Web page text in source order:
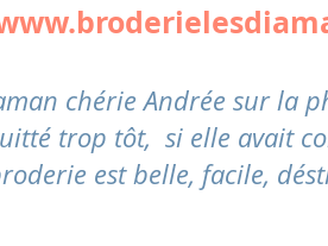
chérie Andrée sur
trop tôt, si elle avait
est belle, facile,